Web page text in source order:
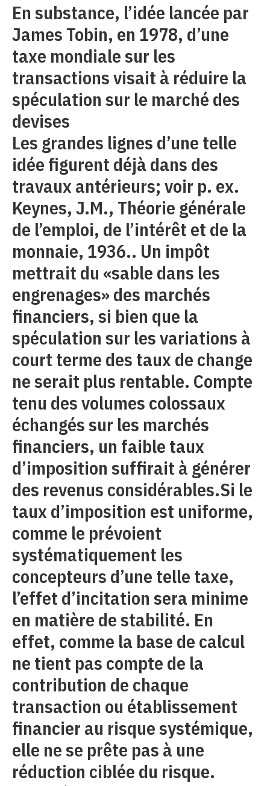
En substance, l’idée lancée par
James Tobin, en 1978, d’une
taxe mondiale sur les
transactions visait à réduire la
spéculation sur le marché des
devises
Les grandes lignes d’une telle
idée figurent déjà dans des
travaux antérieurs; voir p. ex.
Keynes, J.M., Théorie générale
de l’emploi, de l’intérêt et de la
monnaie, 1936.. Un impôt
mettrait du «sable dans les
engrenages» des marchés
financiers, si bien que la
spéculation sur les variations à
court terme des taux de change
ne serait plus rentable. Compte
tenu des volumes colossaux
échangés sur les marchés
financiers, un faible taux
d’imposition suffirait à générer
des revenus considérables.Si le
taux d’imposition est uniforme,
comme le prévoient
systématiquement les
concepteurs d’une telle taxe,
l’effet d’incitation sera minime
en matière de stabilité. En
effet, comme la base de calcul
ne tient pas compte de la
contribution de chaque
transaction ou établissement
financier au risque systémique,
elle ne se prête pas à une
réduction ciblée du risque.